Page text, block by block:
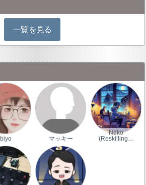
一覧を見る
biyo マッキー
Neko
(Reskilling…